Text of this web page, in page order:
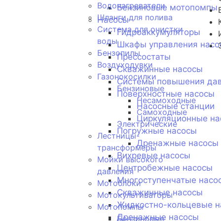
Бензиновые мотопомпы
Насосы
Гидроаккумуляторы
Шкафы управления
Прессостаты
Скважинные насосы
Системы повышения
Поверхностные насосы
Насосные станции
Циркуляционные
Погружные насосы
Дренажные насосы
Вихревые насосы
Центробежные насосы
Многоступенчатые
Скважинные насосы
Жидкостно-кольцевые
Дренажные насосы
Водонагреватели
Шланги для полива
Система для очистки
воды
Бензопилы
Воздуходувки
Газонокосилки
Бензиновые
Несамоходные
Самоходные
Электрические
Лестницы-
трансформеры
Мойки высокого
давления
Мотоблоки
Мотокультиваторы
Мотопомпы
Бензиновые